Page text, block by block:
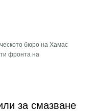
бюро на Хамас
фронта на
за смазване